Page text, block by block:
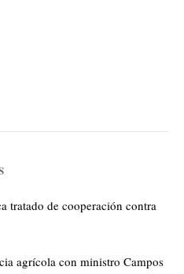
tratado de cooperación contra
agrícola con ministro Campos